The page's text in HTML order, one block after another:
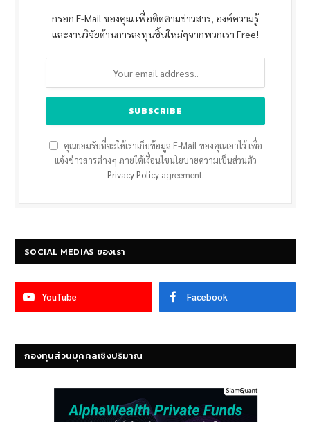
กรอก E-Mail ของคุณ เพื่อติดตามข่าวสาร, องค์ความรู้
และงานวิจัยด้านการลงทุนชิ้นใหม่ๆจากพวกเรา Free!
คุณยอมรับที่จะให้เราเก็บข้อมูล E-Mail ของคุณเอาไว้ เพื่อ
แจ้งข่าวสารต่างๆ ภายใต้เงื่อนไขนโยบายความเป็นส่วนตัว
Privacy Policyagreement.
SOCIAL MEDIAS ของเรา
YouTube Facebook
กองทุนส่วนบุคคลเชิงปริมาณ